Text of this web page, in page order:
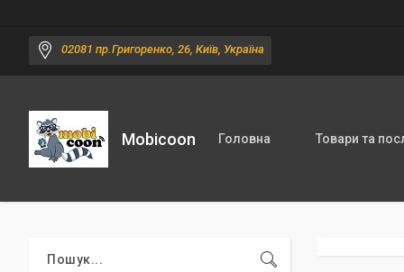
02081 пр.Григоренко, 26, Київ, Україна
Mobicoon Головна Товари та